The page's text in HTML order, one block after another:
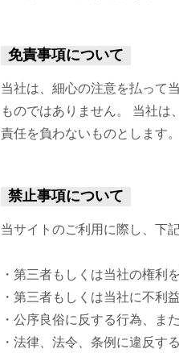
免責事項について
当社は、細心の注意を払って
ものではありません。 当社は
責任を負わないものとします。
禁止事項について
当サイトのご利用に際し、下
第三者もしくは当社の権利
第三者もしくは当社に不利
公序良俗に反する行為、ま
法律、法令、条例に違反す